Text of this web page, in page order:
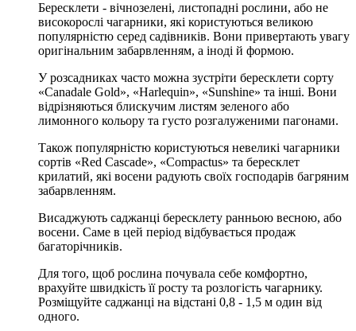
Бересклети - вічнозелені, листопадні рослини, або не
високорослі чагарники, які користуються великою
популярністю серед садівників. Вони привертають увагу
оригінальним забарвленням, а іноді й формою.
У розсадниках часто можна зустріти бересклети сорту
«Canadale Gold», «Harlequin», «Sunshine» та інші. Вони
відрізняються блискучим листям зеленого або
лимонного кольору та густо розгалуженими пагонами.
Також популярністю користуються невеликі чагарники
сортів «Red Cascade», «Compactus» та бересклет
крилатий, які восени радують своїх господарів багряним
забарвленням.
Висаджують саджанці бересклету ранньою весною, або
восени. Саме в цей період відбувається продаж
багаторічників.
Для того, щоб рослина почувала себе комфортно,
врахуйте швидкість її росту та розлогість чагарнику.
Розміщуйте саджанці на відстані 0,8 - 1,5 м один від
одного.